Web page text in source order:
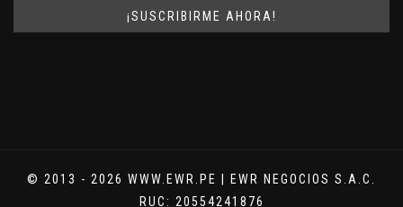
© 2013 - 2026 WWW.EWR.PE | EWR NEGOCIOS S.A.C.
RUC: 20554241876